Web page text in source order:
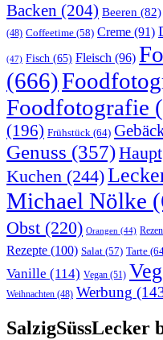
Backen (204) Beeren (82)
(48) Coffeetime (58) Creme (91)
(47) Fisch (65) Fleisch (96)
(666)
Foodfotografie
(196) Frühstück (64)
Genuss (357)
Kuchen (244)
Michael Nölke
Obst (220) Orangen (44)
Rezepte (100) Salat (57) Tarte
Vanille (114) Vegan (51)
Weihnachten (48) Werbung
SalzigSüssLecker